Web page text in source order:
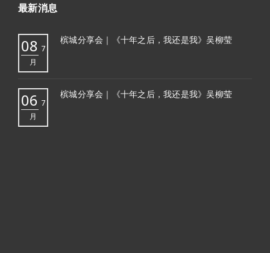
最新消息
08 7
月
槟城分享会｜《十年之后，我还是我》吴柳莹
06 7
月
槟城分享会｜《十年之后，我还是我》吴柳莹